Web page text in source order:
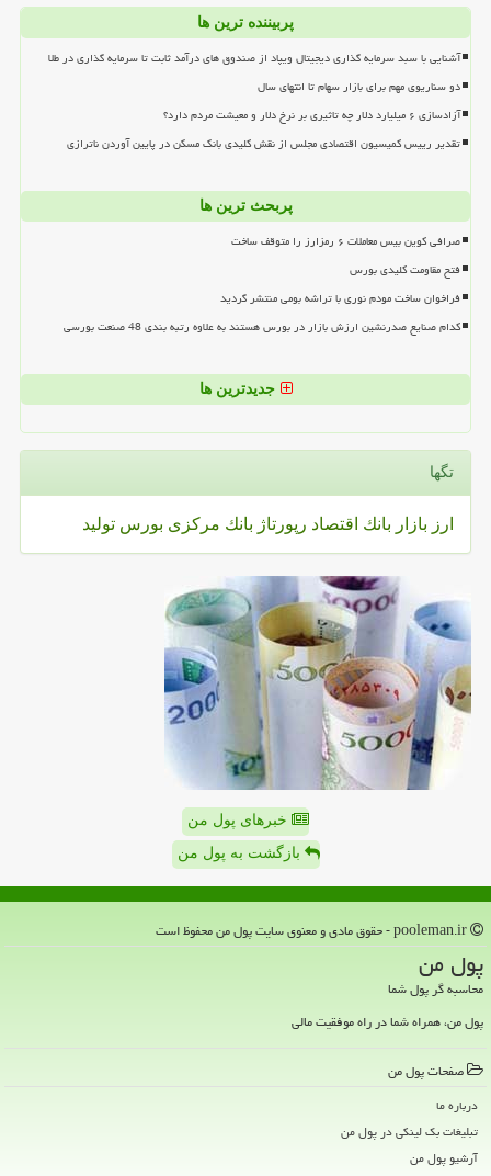
پربیننده ترین ها
آشنایی با سبد سرمایه گذاری دیجیتال ویپاد از صندوق های درآمد ثابت تا سرمایه گذاری در طلا
دو سناریوی مهم برای بازار سهام تا انتهای سال
آزادسازی ۶ میلیارد دلار چه تاثیری بر نرخ دلار و معیشت مردم دارد؟
تقدیر رییس کمیسیون اقتصادی مجلس از نقش کلیدی بانک مسکن در پایین آوردن ناترازی
پربحث ترین ها
صرافی کوین بیس معاملات ۶ رمزارز را متوقف ساخت
فتح مقاومت کلیدی بورس
فراخوان ساخت مودم نوری با تراشه بومی منتشر گردید
کدام صنایع صدرنشین ارزش بازار در بورس هستند به علاوه رتبه بندی 48 صنعت بورسی
جدیدترین ها
تگها
ارز بازار بانك اقتصاد رپورتاژ بانك مركزی بورس تولید
خبرهای پول من
بازگشت به پول من
پول من
محاسبه گر پول شما
پول من، همراه شما در راه موفقیت مالی
صفحات پول من
درباره ما
تبلیغات بک لینکی در پول من
آرشیو پول من